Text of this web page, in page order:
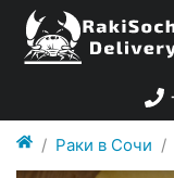
Раки в Сочи